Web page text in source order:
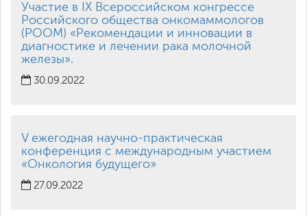
Участие в IX Всероссийском конгрессе
Российского общества онкомаммологов
(РООМ) «Рекомендации и инновации в
диагностике и лечении рака молочной
железы».
30.09.2022
V ежегодная научно-практическая
конференция с международным участием
«Онкология будущего»
27.09.2022